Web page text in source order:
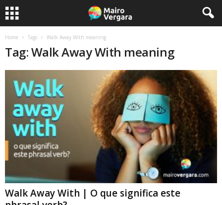
Home Tags Walk Away With meaning
Tag: Walk Away With meaning
Walk Away With | O que significa este